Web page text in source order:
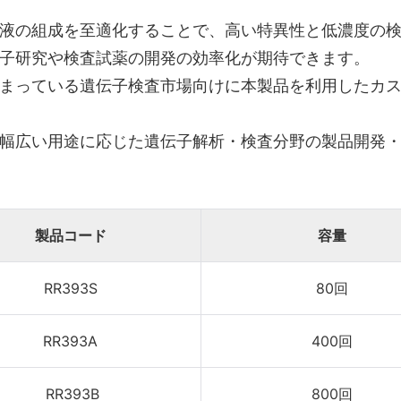
組成を至適化することで、高い特異性と低濃度の
究や検査試薬の開発の効率化が期待できます。
ている遺伝子検査市場向けに本製品を利用したカ
い用途に応じた遺伝子解析・検査分野の製品開発
製品コード 容量
RR393S 80回
RR393A 400回
RR393B 800回